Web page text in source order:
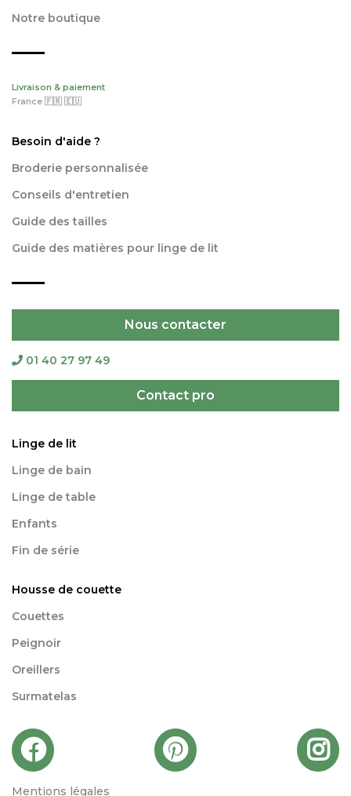
Notre boutique
Livraison & paiement
France 🇫🇷 🇪🇺
Besoin d'aide ?
Broderie personnalisée
Conseils d'entretien
Guide des tailles
Guide des matières pour linge de lit
Nous contacter
01 40 27 97 49
Contact pro
Linge de lit
Linge de bain
Linge de table
Enfants
Fin de série
Housse de couette
Couettes
Peignoir
Oreillers
Surmatelas
Mentions légales